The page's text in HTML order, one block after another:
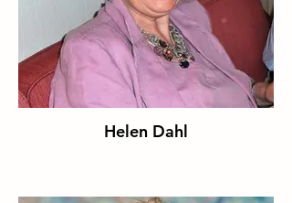
Helen Dahl